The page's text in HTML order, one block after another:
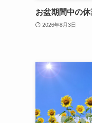
お盆期間中の
2026年8月3日